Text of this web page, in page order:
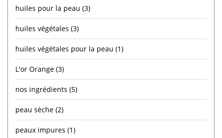
huiles pour la peau (3)
huiles végétales (3)
huiles végétales pour la peau (1)
L'or Orange (3)
nos ingrédients (5)
peau sèche (2)
peaux impures (1)